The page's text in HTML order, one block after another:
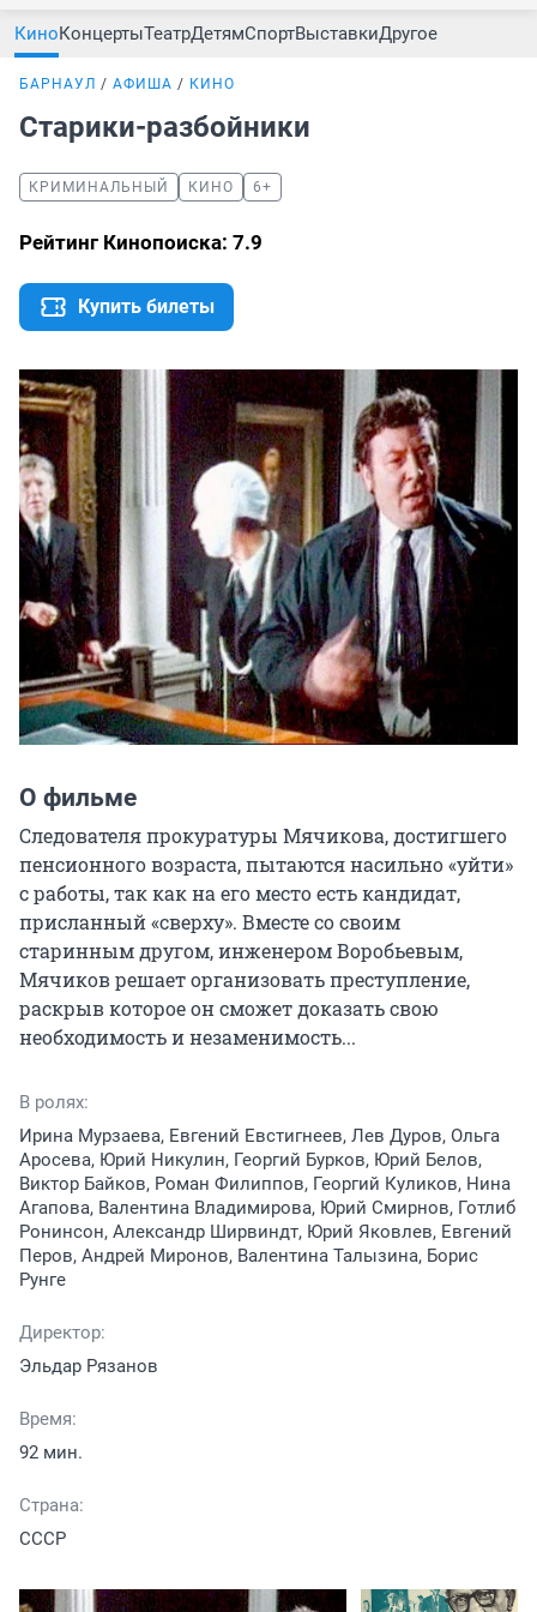
КиноКонцертыТеатрДетямСпортВыставкиДругое
БАРНАУЛ АФИША КИНО
Старики-разбойники
КРИМИНАЛЬНЫЙ КИНО 6+
Рейтинг Кинопоиска: 7.9
Купить билеты
О фильме
Следователя прокуратуры Мячикова, достигшего
пенсионного возраста, пытаются насильно «уйти»
с работы, так как на его место есть кандидат,
присланный «сверху». Вместе со своим
старинным другом, инженером Воробьевым,
Мячиков решает организовать преступление,
раскрыв которое он сможет доказать свою
необходимость и незаменимость...
В ролях:
Ирина Мурзаева, Евгений Евстигнеев, Лев Дуров, Ольга
Аросева, Юрий Никулин, Георгий Бурков, Юрий Белов,
Виктор Байков, Роман Филиппов, Георгий Куликов, Нина
Агапова, Валентина Владимирова, Юрий Смирнов, Готлиб
Ронинсон, Александр Ширвиндт, Юрий Яковлев, Евгений
Перов, Андрей Миронов, Валентина Талызина, Борис
Рунге
Директор:
Эльдар Рязанов
Время:
92 мин.
Страна:
СССР